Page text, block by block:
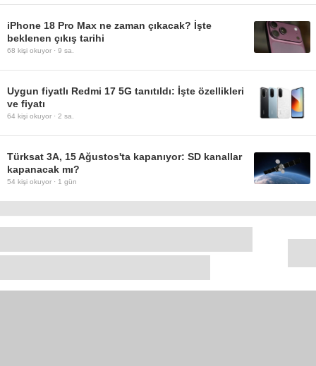
iPhone 18 Pro Max ne zaman çıkacak? İşte
beklenen çıkış tarihi
68 kişi okuyor · 9 sa.
Uygun fiyatlı Redmi 17 5G tanıtıldı: İşte özellikleri
ve fiyatı
64 kişi okuyor · 2 sa.
Türksat 3A, 15 Ağustos'ta kapanıyor: SD kanallar
kapanacak mı?
54 kişi okuyor · 1 gün